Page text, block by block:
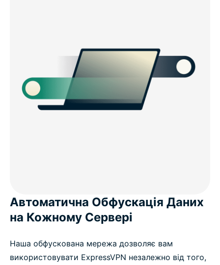
Автоматична Обфускація Даних
на Кожному Сервері
Наша обфускована мережа дозволяє вам
використовувати ExpressVPN незалежно від того,